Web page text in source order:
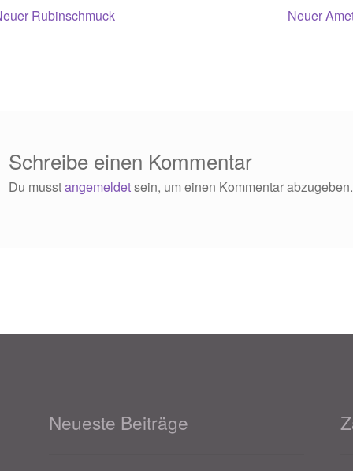
Rubinschmuck
Nächster
Neuer
Schreibe einen Kommentar
Du musstangemeldetsein, um einen Kommentar abzugeben.
Neueste Beiträge